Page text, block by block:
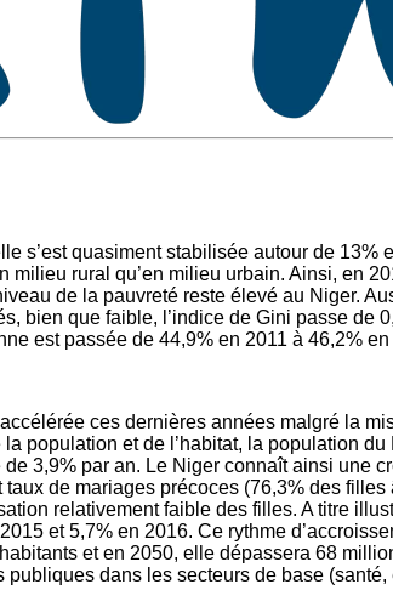
s’est quasiment stabilisée autour de 13%
rural qu’en milieu urbain. Ainsi, en
de la pauvreté reste élevé au Niger.
bien que faible, l’indice de Gini passe de
est passée de 44,9% en 2011 à 46,2% en
ces dernières années malgré la
population et de l’habitat, la population
3,9% par an. Le Niger connaît ainsi une
de mariages précoces (76,3% des
relativement faible des filles. A titre
et 5,7% en 2016. Ce rythme
et en 2050, elle dépassera 68
dans les secteurs de base (santé,